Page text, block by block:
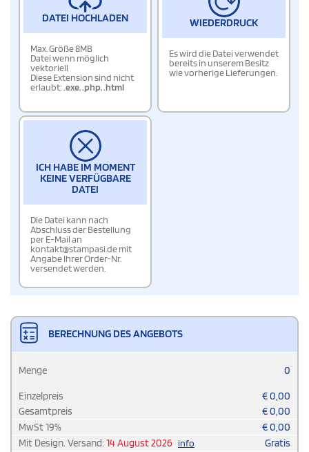
DATEI HOCHLADEN
Max. Größe 8MB
Datei wenn möglich
vektoriell
Diese Extension sind nicht
erlaubt:.exe,.php,.html
WIEDERDRUCK
Es wird die Datei verwendet
bereits in unserem Besitz
wie vorherige Lieferungen.
ICH HABE IM MOMENT
KEINE VERFÜGBARE
DATEI
Die Datei kann nach
Abschluss der Bestellung
per E-Mail an
kontakt@stampasi.de mit
Angabe Ihrer Order-Nr.
versendet werden.
BERECHNUNG DES ANGEBOTS
Menge 0
Einzelpreis €0,00
Gesamtpreis
€0,00
MwSt19% €0,00
Mit Design. Versand: 14 August 2026 info
Gratis